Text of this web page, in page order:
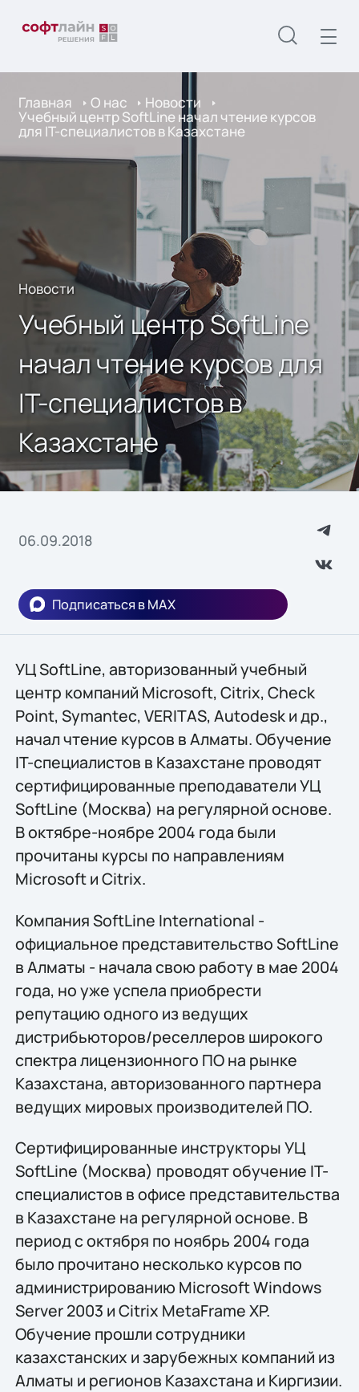
Главная О нас Новости
Учебный центр SoftLine начал чтение курсов
для IT-специалистов в Казахстане
Новости
Учебный центр SoftLine
начал чтение курсов для
IT-специалистов в
Казахстане
06.09.2018
Подписаться в MAX
УЦ SoftLine, авторизованный учебный
центр компаний Microsoft, Citrix, Check
Point, Symantec, VERITAS, Autodesk и др.,
начал чтение курсов в Алматы. Обучение
IT-специалистов в Казахстане проводят
сертифицированные преподаватели УЦ
SoftLine (Москва) на регулярной основе.
В октябре-ноябре 2004 года были
прочитаны курсы по направлениям
Microsoft и Citrix.
Компания SoftLine International -
официальное представительство SoftLine
в Алматы - начала свою работу в мае 2004
года, но уже успела приобрести
репутацию одного из ведущих
дистрибьюторов/реселлеров широкого
спектра лицензионного ПО на рынке
Казахстана, авторизованного партнера
ведущих мировых производителей ПО.
Сертифицированные инструкторы УЦ
SoftLine (Москва) проводят обучение IT-
специалистов в офисе представительства
в Казахстане на регулярной основе. В
период с октября по ноябрь 2004 года
было прочитано несколько курсов по
администрированию Microsoft Windows
Server 2003 и Citrix MetaFrame XP.
Обучение прошли сотрудники
казахстанских и зарубежных компаний из
Алматы и регионов Казахстана и Киргизии.